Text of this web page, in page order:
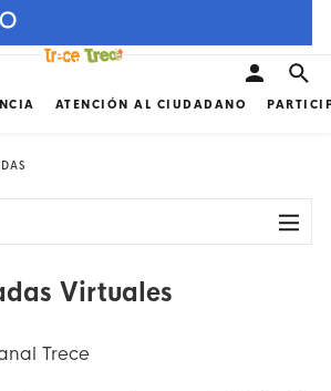
ATENCIÓN AL CIUDADANO
Virtuales
Trece